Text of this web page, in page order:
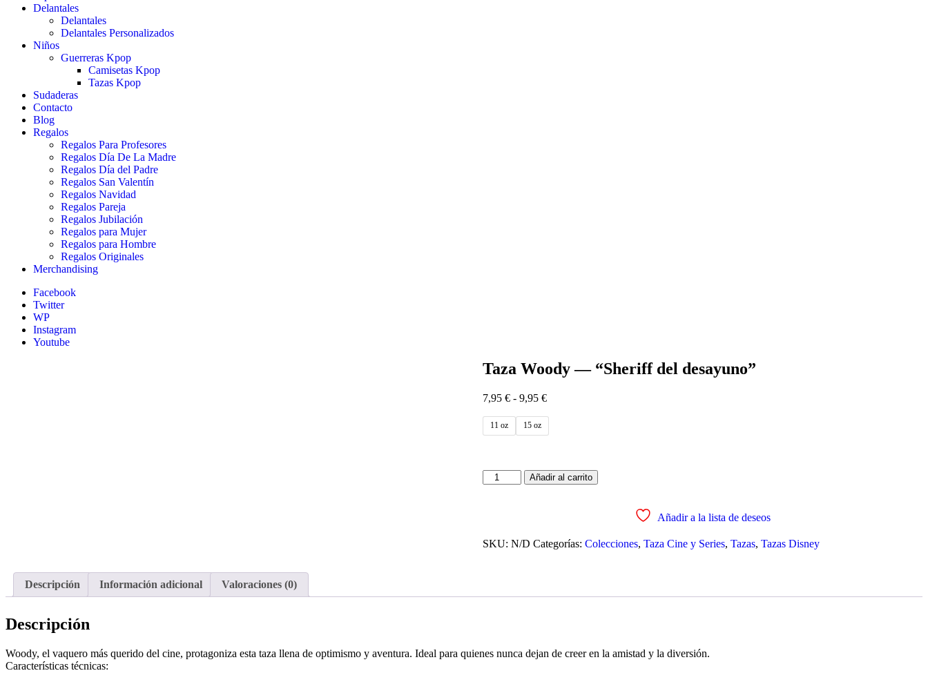
Delantales
Delantales
Delantales Personalizados
Niños
Guerreras Kpop
Camisetas Kpop
Tazas Kpop
Sudaderas
Contacto
Blog
Regalos
Regalos Para Profesores
Regalos Día De La Madre
Regalos Día del Padre
Regalos San Valentín
Regalos Navidad
Regalos Pareja
Regalos Jubilación
Regalos para Mujer
Regalos para Hombre
Regalos Originales
Merchandising
Facebook
Twitter
WP
Instagram
Youtube
Taza Woody — “Sheriff del desayuno”
7,95 € - 9,95 €Rango
desde
9,95 €
11 oz 15 oz
Taza
Woody
desayuno”
cantidad
Añadir al carrito
Añadir a la lista de deseos
SKU: N/D Categorías: Colecciones, Taza Cine y Series, Tazas, Tazas Disney
Descripción Información adicional Valoraciones (0)
Descripción
Woody, el vaquero más querido del cine, protagoniza esta taza llena de optimismo y aventura. Ideal para quienes nunca dejan de creer en la amistad y la diversión.
Características técnicas: